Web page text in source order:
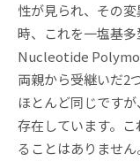
性が見られ、その
時、
これを一塩基
Nucleotide
両親から受継いだ2
ほとんど同じです
存在しています。
ることはありませ